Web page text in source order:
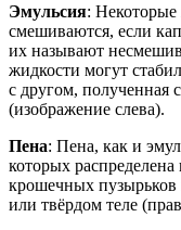
Эмульсия: Некоторые
смешиваются, если
их называют
жидкости могут
с другом, полученная
(изображение слева).
Пена: Пена, как и
которых
крошечных пузырьков
или твёрдом теле